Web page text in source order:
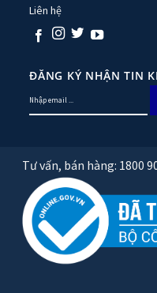
Liên hệ
ĐĂNG KÝ NHẬN TIN
Tư vấn, bán hàng: 1800